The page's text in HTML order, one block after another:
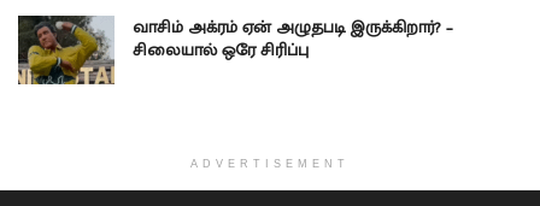
வாசிம் அக்ரம் ஏன் அழுதபடி இருக்கிறார்? –
சிலையால் ஒரே சிரிப்பு
ADVERTISEMENT